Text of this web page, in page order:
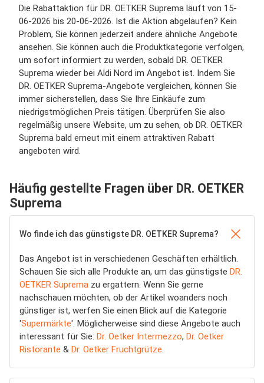
Die Rabattaktion für DR. OETKER Suprema läuft von 15-
06-2026 bis 20-06-2026. Ist die Aktion abgelaufen? Kein
Problem, Sie können jederzeit andere ähnliche Angebote
ansehen. Sie können auch die Produktkategorie verfolgen,
um sofort informiert zu werden, sobald DR. OETKER
Suprema wieder bei Aldi Nord im Angebot ist. Indem Sie
DR. OETKER Suprema-Angebote vergleichen, können Sie
immer sicherstellen, dass Sie Ihre Einkäufe zum
niedrigstmöglichen Preis tätigen. Überprüfen Sie also
regelmäßig unsere Website, um zu sehen, ob DR. OETKER
Suprema bald erneut mit einem attraktiven Rabatt
angeboten wird.
Häufig gestellte Fragen über DR. OETKER
Suprema
Wo finde ich das günstigste DR. OETKER Suprema?
Das Angebot ist in verschiedenen Geschäften erhältlich.
Schauen Sie sich alle Produkte an, um das günstigste DR.
OETKER Suprema zu ergattern. Wenn Sie gerne
nachschauen möchten, ob der Artikel woanders noch
günstiger ist, werfen Sie einen Blick auf die Kategorie
'Supermärkte'. Möglicherweise sind diese Angebote auch
interessant für Sie: Dr. Oetker Intermezzo, Dr. Oetker
Ristorante & Dr. Oetker Fruchtgrütze.